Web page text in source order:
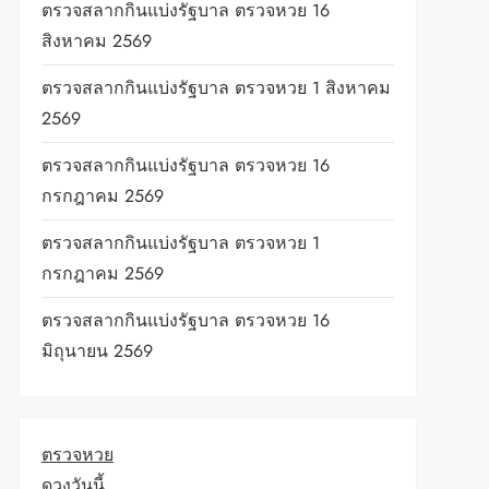
ตรวจสลากกินแบ่งรัฐบาล ตรวจหวย 16
สิงหาคม 2569
ตรวจสลากกินแบ่งรัฐบาล ตรวจหวย 1 สิงหาคม
2569
ตรวจสลากกินแบ่งรัฐบาล ตรวจหวย 16
กรกฎาคม 2569
ตรวจสลากกินแบ่งรัฐบาล ตรวจหวย 1
กรกฎาคม 2569
ตรวจสลากกินแบ่งรัฐบาล ตรวจหวย 16
มิถุนายน 2569
ตรวจหวย